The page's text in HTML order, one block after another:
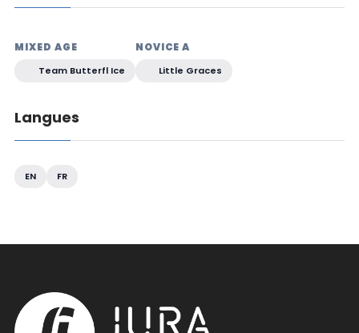
MIXED AGE
Team Butterfl Ice
NOVICE A
Little Graces
Langues
EN FR